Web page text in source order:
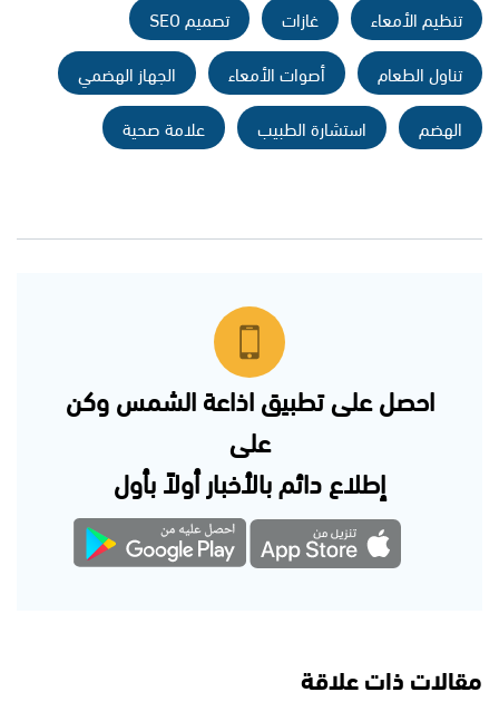
تنظيم الأمعاء
غازات
تصميم SEO
تناول الطعام
أصوات الأمعاء
الجهاز الهضمي
الهضم
استشارة الطبيب علامة صحية
احصل على تطبيق اذاعة الشمس وكن
على
إطلاع دائم بالأخبار أولاً بأول
مقالات ذات علاقة